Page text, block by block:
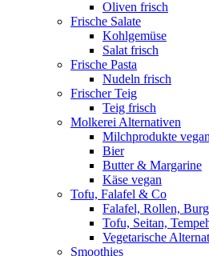
Oliven frisch
Frische Salate
Kohlgemüse
Salat frisch
Frische Pasta
Nudeln frisch
Frischer Teig
Teig frisch
Molkerei Alternativen
Milchprodukte vegan
Bier
Butter & Margarine
Käse vegan
Tofu, Falafel & Co
Falafel, Rollen,
Tofu, Seitan,
Vegetarische
Smoothies